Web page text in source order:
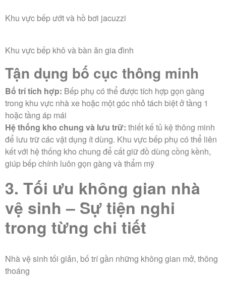
Khu vực bếp ướt và hồ bơi jacuzzi
Khu vực bếp khô và bàn ăn gia đình
Tận dụng bố cục thông minh
Bố trí tích hợp: Bếp phụ có thể được tích hợp gọn gàng
trong khu vực nhà xe hoặc một góc nhỏ tách biệt ở tầng 1
hoặc tầng áp mái
Hệ thống kho chung và lưu trữ: thiết kế tủ kệ thông minh
để lưu trữ các vật dụng ít dùng. Khu vực bếp phụ có thể liên
kết với hệ thống kho chung để cất giữ đồ dùng cồng kềnh,
giúp bếp chính luôn gọn gàng và thẩm mỹ
3. Tối ưu không gian nhà
vệ sinh – Sự tiện nghi
trong từng chi tiết
Nhà vệ sinh tối giản, bố trí gần những không gian mở, thông
thoáng